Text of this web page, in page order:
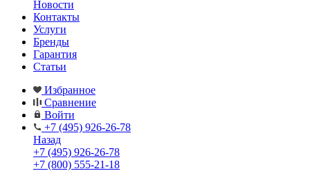
Новости
Контакты
Услуги
Бренды
Гарантия
Статьи
Избранное
Сравнение
Войти
+7 (495) 926-26-78
Назад
+7 (495) 926-26-78
+7 (800) 555-21-18